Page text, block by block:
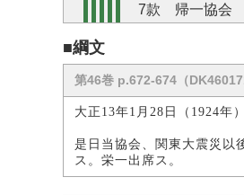
7款 帰一協会
■綱文
第46巻 p.672-674（
大正13年1月28日（1924年）
是日当協会、関東大震災以
ス。栄一出席ス。